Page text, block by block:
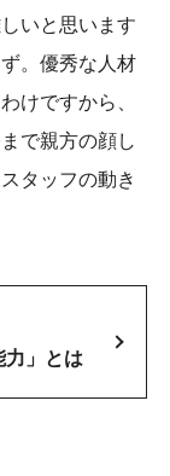
いと思います
。優秀な人材
けですから、
で親方の顔し
タッフの動き
力」とは